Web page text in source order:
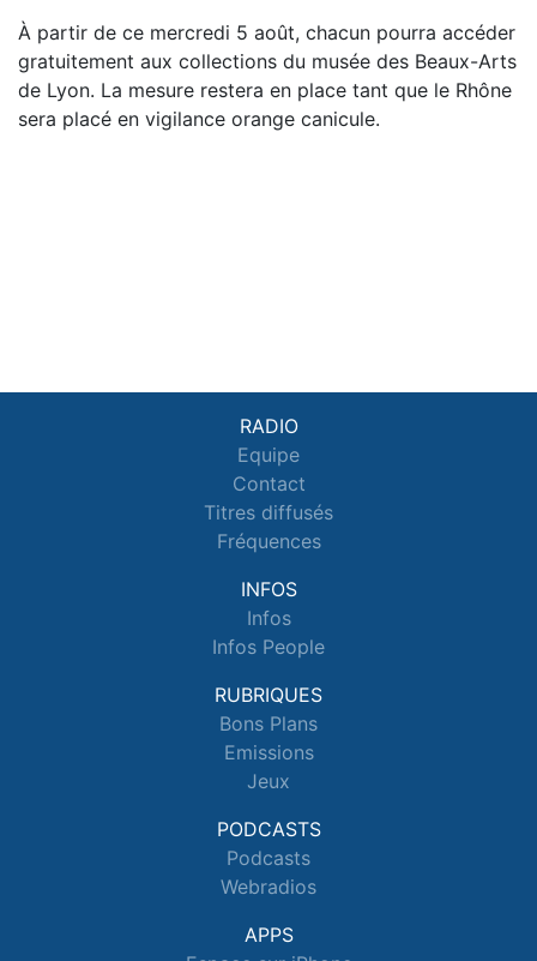
À partir de ce mercredi 5 août, chacun pourra accéder
gratuitement aux collections du musée des Beaux-Arts
de Lyon. La mesure restera en place tant que le Rhône
sera placé en vigilance orange canicule.
RADIO
Equipe
Contact
Titres diffusés
Fréquences
INFOS
Infos
Infos People
RUBRIQUES
Bons Plans
Emissions
Jeux
PODCASTS
Podcasts
Webradios
APPS